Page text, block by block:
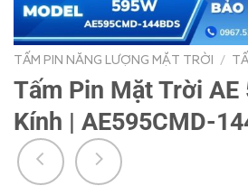
TẤM PIN NĂNG LƯỢNG MẶT TRỜI /
Tấm Pin Mặt Trời AE
Kính | AE595CMD-